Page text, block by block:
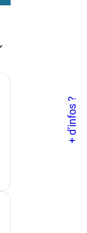
+ d’infos ?